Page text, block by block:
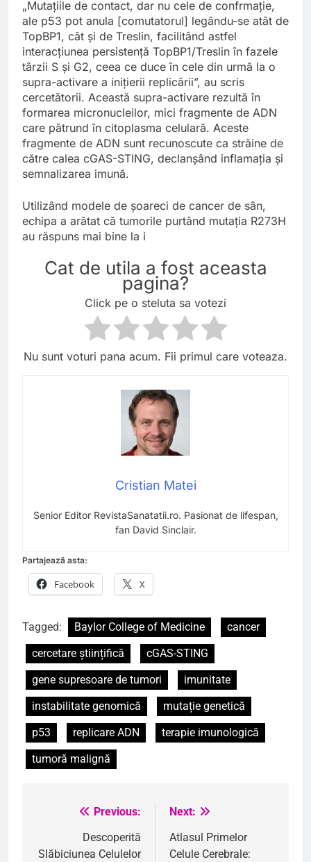
„Mutațiile de contact, dar nu cele de confrmație,
ale p53 pot anula [comutatorul] legându-se atât de
TopBP1, cât și de Treslin, facilitând astfel
interacțiunea persistență TopBP1/Treslin în fazele
târzii S și G2, ceea ce duce în cele din urmă la o
supra-activare a inițierii replicării”, au scris
cercetătorii. Această supra-activare rezultă în
formarea micronucleilor, mici fragmente de ADN
care pătrund în citoplasma celulară. Aceste
fragmente de ADN sunt recunoscute ca străine de
către calea cGAS-STING, declanșând inflamația și
semnalizarea imună.
Utilizând modele de șoareci de cancer de sân,
echipa a arătat că tumorile purtând mutația R273H
au răspuns mai bine la i
Cat de utila a fost aceasta
pagina?
Click pe o steluta sa votezi
Nu sunt voturi pana acum. Fii primul care voteaza.
Cristian Matei
Senior Editor RevistaSanatatii.ro. Pasionat de lifespan,
fan David Sinclair.
Partajează asta:
Facebook X
Tagged: Baylor College of Medicine
cancer
cercetare științifică
cGAS-STING
gene supresoare de tumori
imunitate
instabilitate genomică
mutație genetică
p53
replicare ADN
terapie imunologică
tumoră malignă
NavigarePrevious:
Descoperită
Slăbiciunea Celulelor
Next:
Atlasul Primelor
Celule Cerebrale: